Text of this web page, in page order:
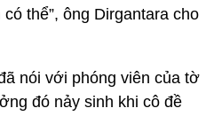
thể”, ông Dirgantara cho
nói với phóng viên của tờ
đó nảy sinh khi cô đề